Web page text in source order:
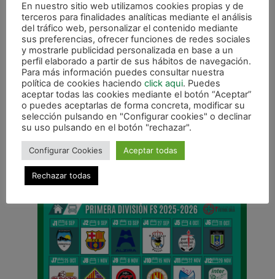
ANTERIOR
Rafa Usín vuelve a la selección española para el Europeo
CALENDARIO DE LIGA
En nuestro sitio web utilizamos cookies propias y de
terceros para finalidades analíticas mediante el análisis
del tráfico web, personalizar el contenido mediante
sus preferencias, ofrecer funciones de redes sociales
y mostrarle publicidad personalizada en base a un
perfil elaborado a partir de sus hábitos de navegación.
Para más información puedes consultar nuestra
política de cookies haciendo click aqui. Puedes
aceptar todas las cookies mediante el botón “Aceptar”
o puedes aceptarlas de forma concreta, modificar su
selección pulsando en "Configurar cookies" o declinar
su uso pulsando en el botón "rechazar".
Configurar Cookies Aceptar todas
Rechazar todas